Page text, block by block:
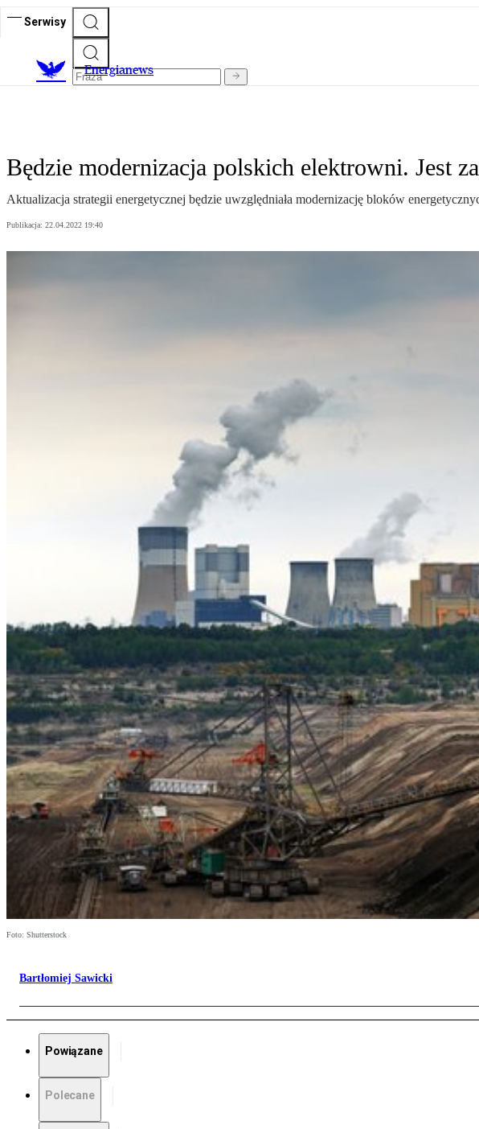
Serwisy
Energianews
Będzie modernizacja polskich elektrowni. Jest
Aktualizacja strategii energetycznej będzie uwzględniała modernizację bloków
Publikacja: 22.04.2022 19:40
Foto: Shutterstock
Bartłomiej Sawicki
Powiązane
Polecane